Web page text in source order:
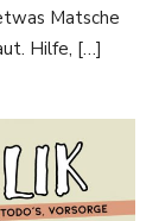
Matsche
Hilfe, […]